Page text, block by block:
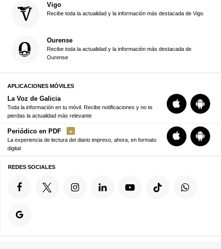
Vigo
Recibe toda la actualidad y la información más destacada de Vigo
Ourense
Recibe toda la actualidad y la información más destacada de
Ourense
APLICACIONES MÓVILES
La Voz de Galicia
Toda la información en tu móvil. Recibe notificaciones y no te
pierdas la actualidad más relevante
Periódico en PDF
La experiencia de lectura del diario impreso, ahora, en formato
digital
REDES SOCIALES